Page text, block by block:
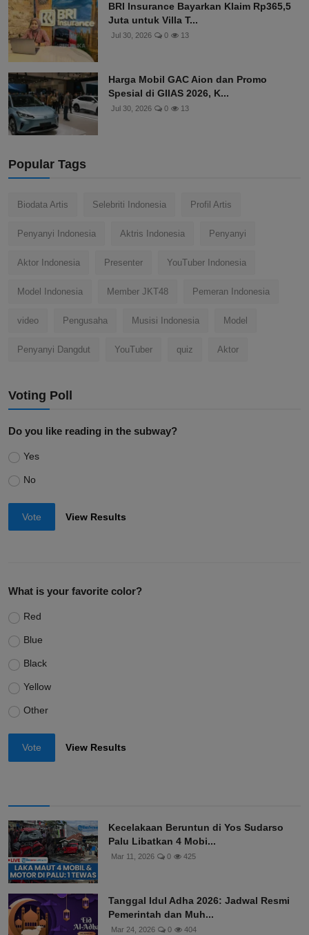
BRI Insurance Bayarkan Klaim Rp365,5
Juta untuk Villa T...
Jul 30, 2026 0 13
Harga Mobil GAC Aion dan Promo
Spesial di GIIAS 2026, K...
Jul 30, 2026 0 13
Popular Tags
Biodata Artis Selebriti Indonesia Profil Artis
Penyanyi Indonesia Aktris Indonesia Penyanyi
Aktor Indonesia Presenter YouTuber Indonesia
Model Indonesia Member JKT48 Pemeran Indonesia
video Pengusaha Musisi Indonesia Model
Penyanyi Dangdut YouTuber quiz Aktor
Voting Poll
Do you like reading in the subway?
Yes
No
Vote View Results
What is your favorite color?
Red
Blue
Black
Yellow
Other
Vote View Results
Kecelakaan Beruntun di Yos Sudarso
Palu Libatkan 4 Mobi...
Mar 11, 2026 0 425
Tanggal Idul Adha 2026: Jadwal Resmi
Pemerintah dan Muh...
Mar 24, 2026 0 404